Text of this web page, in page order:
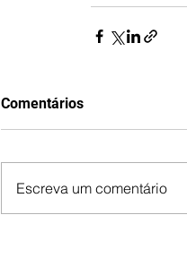
Comentários
Escreva um comentário